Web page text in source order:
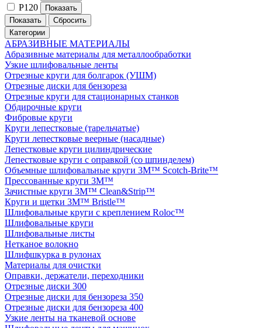
Р120
Категории
АБРАЗИВНЫЕ МАТЕРИАЛЫ
Абразивные материалы для металлообработки
Узкие шлифовальные ленты
Отрезные круги для болгарок (УШМ)
Отрезные диски для бензореза
Отрезные круги для стационарных станков
Обдирочные круги
Фибровые круги
Круги лепестковые (тарельчатые)
Круги лепестковые веерные (насадные)
Лепестковые круги цилиндрические
Лепестковые круги с оправкой (со шпинделем)
Объемные шлифовальные круги 3M™ Scotch-Brite™
Прессованные круги 3M™
Зачистные круги 3M™ Clean&Strip™
Круги и щетки 3M™ Bristle™
Шлифовальные круги с креплением Roloc™
Шлифовальные круги
Шлифовальные листы
Нетканое волокно
Шлифшкурка в рулонах
Материалы для очистки
Оправки, держатели, переходники
Отрезные диски 300
Отрезные диски для бензореза 350
Отрезные диски для бензореза 400
Узкие ленты на тканевой основе